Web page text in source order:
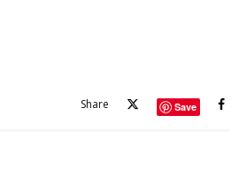
Share Save